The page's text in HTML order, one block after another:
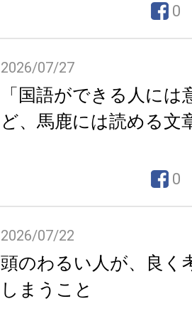
0
2026/07/27
「国語ができる人には
ど、馬鹿には読める文
0
2026/07/22
頭のわるい人が、良く
しまうこと